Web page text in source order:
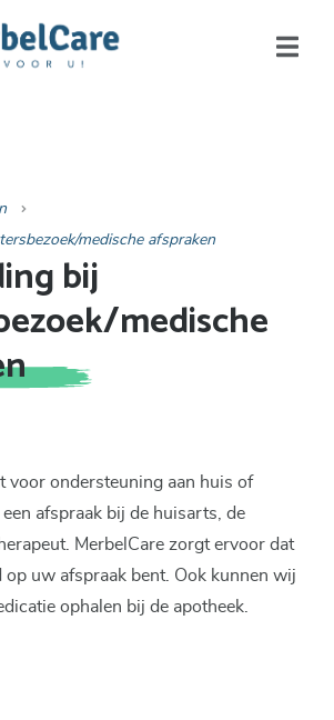
medische afspraken
bij
medische
voor ondersteuning aan huis of
afspraak bij de huisarts, de
MerbelCare zorgt ervoor dat
op uw afspraak bent. Ook kunnen wij
ophalen bij de apotheek.